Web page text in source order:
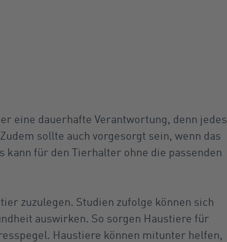
eine dauerhafte Verantwortung, denn jedes
sollte auch vorgesorgt sein, wenn das
für den Tierhalter ohne die passenden
zuzulegen. Studien zufolge können sich
auswirken. So sorgen Haustiere für
Haustiere können mitunter helfen,